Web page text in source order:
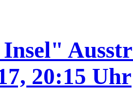
20:15 Uhr